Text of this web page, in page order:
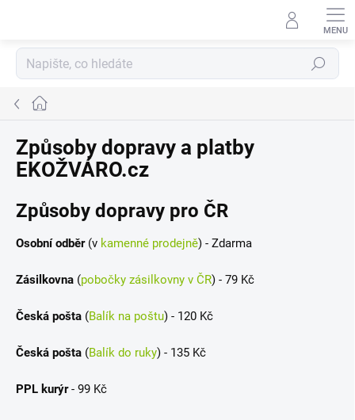
Hledat
Domů
Způsoby dopravy a platby
EKOŽVÁRO.cz
Způsoby dopravy pro ČR
Osobní odběr (v kamenné prodejně) - Zdarma
Zásilkovna (pobočky zásilkovny v ČR) - 79 Kč
Česká pošta (Balík na poštu) - 120 Kč
Česká pošta (Balík do ruky) - 135 Kč
PPL kurýr- 99 Kč